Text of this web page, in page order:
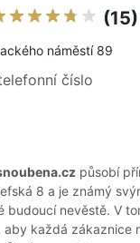
(15)
náměstí 89
číslo
působí
8 a je známý
budoucí nevěstě. V
každá zákaznice